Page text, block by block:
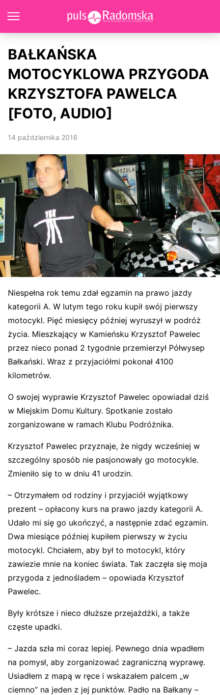
BAŁKAŃSKA
MOTOCYKLOWA PRZYGODA
KRZYSZTOFA PAWELCA
[FOTO, AUDIO]
14 października 2016
Niespełna rok temu zdał egzamin na prawo jazdy
kategorii A. W lutym tego roku kupił swój pierwszy
motocykl. Pięć miesięcy później wyruszył w podróż
życia. Mieszkający w Kamieńsku Krzysztof Pawelec
przez nieco ponad 2 tygodnie przemierzył Półwysep
Bałkański. Wraz z przyjaciółmi pokonał 4100
kilometrów.
O swojej wyprawie Krzysztof Pawelec opowiadał dziś
w Miejskim Domu Kultury. Spotkanie zostało
zorganizowane w ramach Klubu Podróżnika.
Krzysztof Pawelec przyznaje, że nigdy wcześniej w
szczególny sposób nie pasjonowały go motocykle.
Zmieniło się to w dniu 41 urodzin.
– Otrzymałem od rodziny i przyjaciół wyjątkowy
prezent – opłacony kurs na prawo jazdy kategorii A.
Udało mi się go ukończyć, a następnie zdać egzamin.
Dwa miesiące później kupiłem pierwszy w życiu
motocykl. Chciałem, aby był to motocykl, który
zawiezie mnie na koniec świata. Tak zaczęła się moja
przygoda z jednośladem – opowiada Krzysztof
Pawelec.
Były krótsze i nieco dłuższe przejażdżki, a także
częste upadki.
– Jazda szła mi coraz lepiej. Pewnego dnia wpadłem
na pomysł, aby zorganizować zagraniczną wyprawę.
Usiadłem z mapą w ręce i wskazałem palcem „w
ciemno” na jeden z jej punktów. Padło na Bałkany –